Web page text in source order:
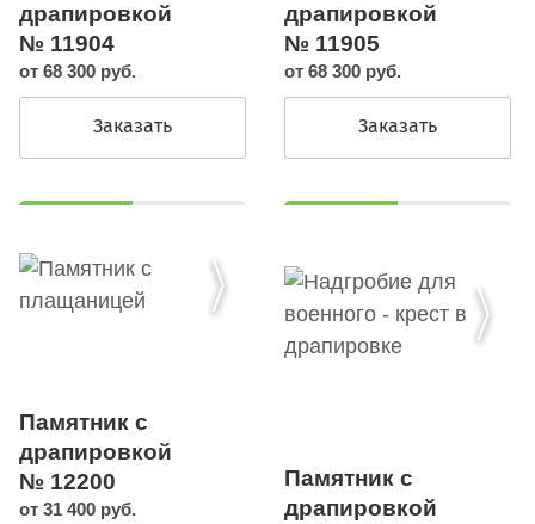
драпировкой
№ 11904
от 68 300 руб.
Заказать
драпировкой
№ 11905
от 68 300 руб.
Заказать
Памятник с
драпировкой
№ 12200
от 31 400 руб.
Памятник с
драпировкой